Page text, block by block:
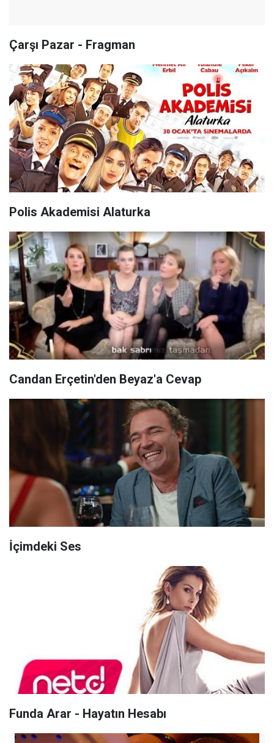
Çarşı Pazar - Fragman
Polis Akademisi Alaturka
Candan Erçetin'den Beyaz'a Cevap
İçimdeki Ses
Funda Arar - Hayatın Hesabı